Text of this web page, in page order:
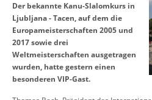
Der bekannte Kanu-Slalomkurs in
Ljubljana - Tacen, auf dem die
Europameisterschaften 2005 und
2017 sowie drei
Weltmeisterschaften ausgetragen
wurden, hatte gestern einen
besonderen VIP-Gast.